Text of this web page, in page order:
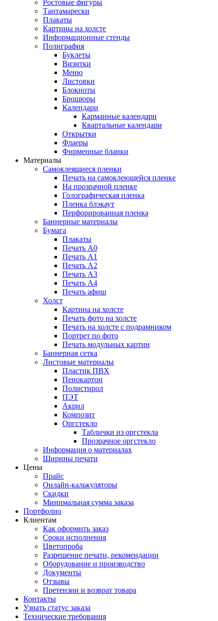
Ростовые фигуры
Тантамарески
Плакаты
Картины на холсте
Информационные стенды
Полиграфия
Буклеты
Визитки
Меню
Листовки
Блокноты
Брошюры
Календари
Карманные календари
Квартальные календари
Открытки
Флаеры
Фирменные бланки
Материалы
Самоклеящиеся пленки
Печать на самоклеющейся пленке
На прозрачной пленке
Голографическая пленка
Пленка блэкаут
Перфорированная пленка
Баннерные материалы
Бумага
Плакаты
Печать А0
Печать А1
Печать А2
Печать А3
Печать А4
Печать афиш
Холст
Картина на холсте
Печать фото на холсте
Печать на холсте с подрамником
Портрет по фото
Печать модульных картин
Баннерная сетка
Листовые материалы
Пластик ПВХ
Пенокартон
Полистирол
ПЭТ
Акрил
Композит
Оргстекло
Таблички из оргстекла
Прозрачное оргстекло
Информация о материалах
Ширины печати
Цены
Прайс
Онлайн-калькуляторы
Скидки
Минимальная сумма заказа
Портфолио
Клиентам
Как оформить заказ
Сроки исполнения
Цветопроба
Разрешение печати, рекомендации
Оборудование и производство
Документы
Отзывы
Претензии и возврат товара
Контакты
Узнать статус заказа
Технические требования